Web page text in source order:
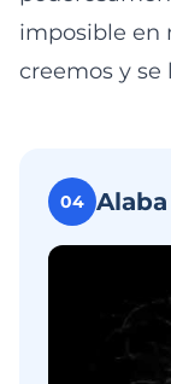
imposible en
creemos y
04